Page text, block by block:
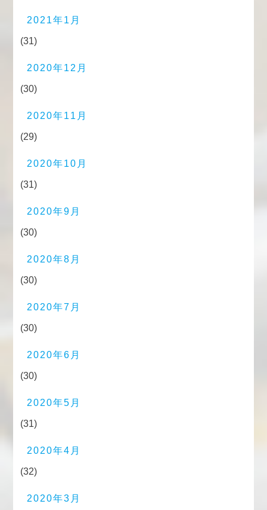
2021年1月
(31)
2020年12月
(30)
2020年11月
(29)
2020年10月
(31)
2020年9月
(30)
2020年8月
(30)
2020年7月
(30)
2020年6月
(30)
2020年5月
(31)
2020年4月
(32)
2020年3月